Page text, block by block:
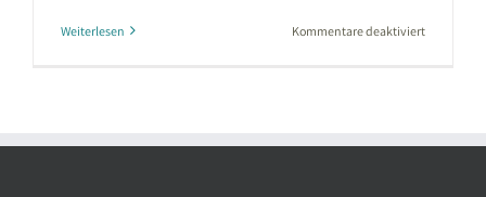
Weiterlesen Kommentare deaktiviertfür